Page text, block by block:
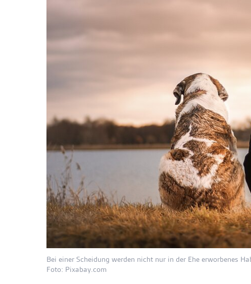
Bei einer Scheidung werden nicht nur in der Ehe erworbenes
Foto: Pixabay.com